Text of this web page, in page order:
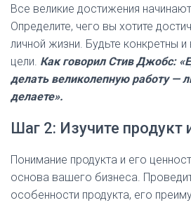
Все великие достижения
Определите, чего вы хотите
личной жизни. Будьте конкретны и
цели. Как говорил Стив Джобс:
делать великолепную работу —
делаете».
Шаг 2: Изучите продукт
Понимание продукта и его
основа вашего бизнеса.
особенности продукта, его